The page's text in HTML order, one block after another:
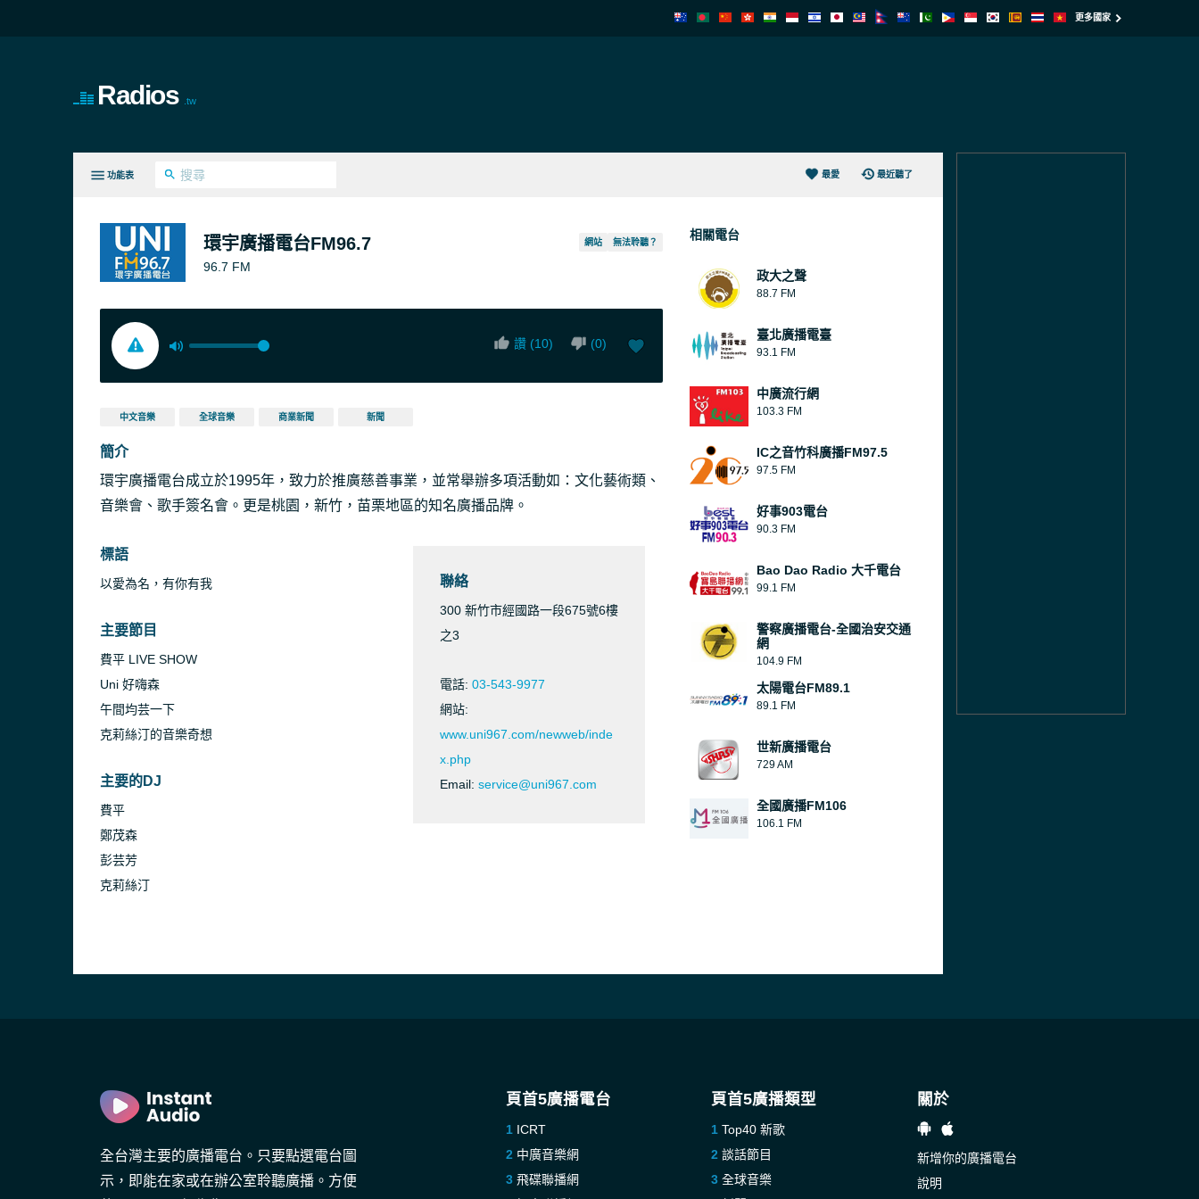
更多國家
Radios .tw
功能表 最愛 最近聽了
環宇廣播電台FM96.7
96.7 FM
網站 無法聆聽？
讚 (10) (0)
中文音樂 全球音樂 商業新聞 新聞
簡介
環宇廣播電台成立於1995年，致力於推廣慈善事業，並常舉辦多項活動如：文化藝術類、
音樂會、歌手簽名會。更是桃園，新竹，苗栗地區的知名廣播品牌。
標語
以愛為名，有你有我
主要節目
費平 LIVE SHOW
Uni 好嗨森
午間均芸一下
克莉絲汀的音樂奇想
主要的DJ
費平
鄭茂森
彭芸芳
克莉絲汀
聯絡
300 新竹市經國路一段675號6樓
之3
電話: 03-543-9977
網站:
www.uni967.com/newweb/inde
x.php
Email: service@uni967.com
相關電台
政大之聲
88.7 FM
臺北廣播電臺
93.1 FM
中廣流行網
103.3 FM
IC之音竹科廣播FM97.5
97.5 FM
好事903電台
90.3 FM
Bao Dao Radio 大千電台
99.1 FM
警察廣播電台-全國治安交通
網
104.9 FM
太陽電台FM89.1
89.1 FM
世新廣播電台
729 AM
全國廣播FM106
106.1 FM
全台灣主要的廣播電台。只要點選電台圖
示，即能在家或在辦公室聆聽廣播。方便
頁首5廣播電台
ICRT
中廣音樂網
飛碟聯播網
頁首5廣播類型
Top40 新歌
談話節目
全球音樂
關於
新增你的廣播電台
說明